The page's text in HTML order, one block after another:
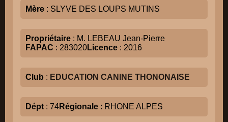
Mère : SLYVE DES LOUPS MUTINS
Propriétaire : M. LEBEAU Jean-Pierre
FAPAC : 283020Licence : 2016
Club : EDUCATION CANINE THONONAISE
Dépt : 74Régionale : RHONE ALPES